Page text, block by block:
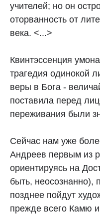
учителей; но он
оторванность от
века. <...>
Квинтэссенция
трагедия одинокой
веры в Бога -
поставила перед
переживания были
Сейчас нам уже
Андреев первым из
ориентируясь на
быть, неосознанно),
позднее пойдут
прежде всего Камю